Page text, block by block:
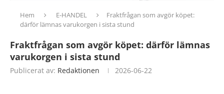
Hem E-HANDEL
Fraktfrågan som avgör köpet:
därför lämnas varukorgen i sista stund
Fraktfrågan som avgör köpet: därför lämnas
varukorgen i sista stund
Publicerat av: Redaktionen 2026-06-22